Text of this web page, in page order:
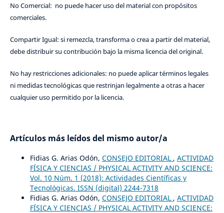
No Comercial: no puede hacer uso del material con propósitos
comerciales.
Compartir Igual: si remezcla, transforma o crea a partir del material,
debe distribuir su contribución bajo la misma licencia del original.
No hay restricciones adicionales: no puede aplicar términos legales
ni medidas tecnológicas que restrinjan legalmente a otras a hacer
cualquier uso permitido por la licencia.
Artículos más leídos del mismo autor/a
Fidias G. Arias Odón, CONSEJO EDITORIAL , ACTIVIDAD
FÍSICA Y CIENCIAS / PHYSICAL ACTIVITY AND SCIENCE:
Vol. 10 Núm. 1 (2018): Actividades Científicas y
Tecnológicas. ISSN (digital) 2244-7318
Fidias G. Arias Odón, CONSEJO EDITORIAL , ACTIVIDAD
FÍSICA Y CIENCIAS / PHYSICAL ACTIVITY AND SCIENCE: